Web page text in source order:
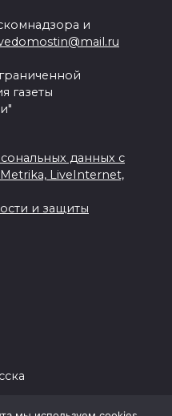
и
газеты
данных с
LiveInternet,
и защиты